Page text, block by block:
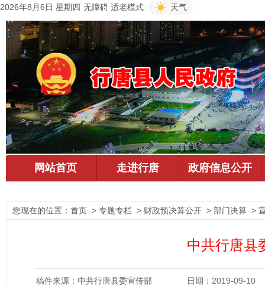
2026年8月6日 星期四 无障碍 适老模式 天气
您现在的位置： 首页 > 专题专栏 > 财政预决算公开 > 部门决算 >
中共行唐县
稿件来源：中共行唐县委宣传部 日期：2019-09-10